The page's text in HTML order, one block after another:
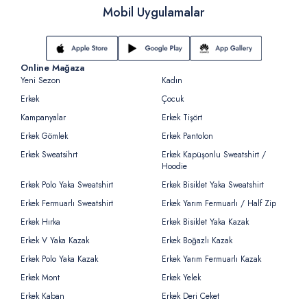
Mobil Uygulamalar
Online Mağaza
Yeni Sezon
Kadın
Erkek
Çocuk
Kampanyalar
Erkek Tişört
Erkek Gömlek
Erkek Pantolon
Erkek Sweatsihrt
Erkek Kapüşonlu Sweatshirt /
Hoodie
Erkek Polo Yaka Sweatshirt
Erkek Bisiklet Yaka Sweatshirt
Erkek Fermuarlı Sweatshirt
Erkek Yarım Fermuarlı / Half Zip
Erkek Hırka
Erkek Bisiklet Yaka Kazak
Erkek V Yaka Kazak
Erkek Boğazlı Kazak
Erkek Polo Yaka Kazak
Erkek Yarım Fermuarlı Kazak
Erkek Mont
Erkek Yelek
Erkek Kaban
Erkek Deri Ceket